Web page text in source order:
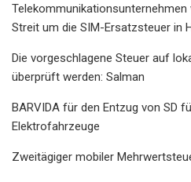
Telekommunikationsunternehmen
Streit um die SIM-Ersatzsteuer in
Die vorgeschlagene Steuer auf
überprüft werden: Salman
BARVIDA für den Entzug von SD
Elektrofahrzeuge
Zweitägiger mobiler